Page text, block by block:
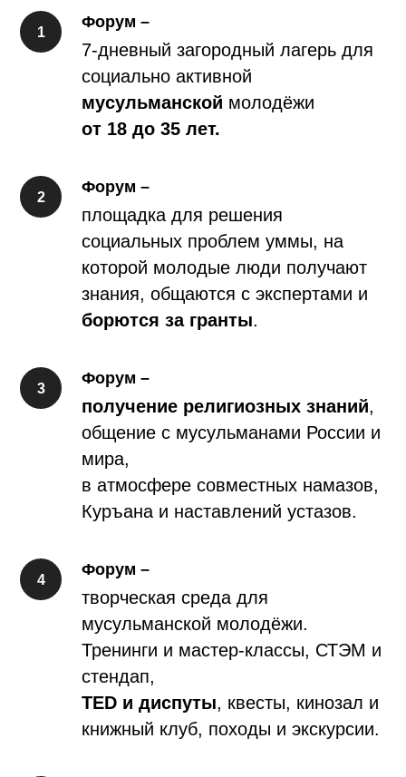
Форум –
7-дневный загородный лагерь для
социально активной
мусульманской молодёжи
от 18 до 35 лет.
Форум –
площадка для решения
социальных проблем уммы, на
которой молодые люди получают
знания, общаются с экспертами и
борются за гранты.
Форум –
получение религиозных знаний,
общение с мусульманами России и
мира,
в атмосфере совместных намазов,
Куръана и наставлений устазов.
Форум –
творческая среда для
мусульманской молодёжи.
Тренинги и мастер-классы, СТЭМ и
стендап,
TED и диспуты, квесты, кинозал и
книжный клуб, походы и экскурсии.